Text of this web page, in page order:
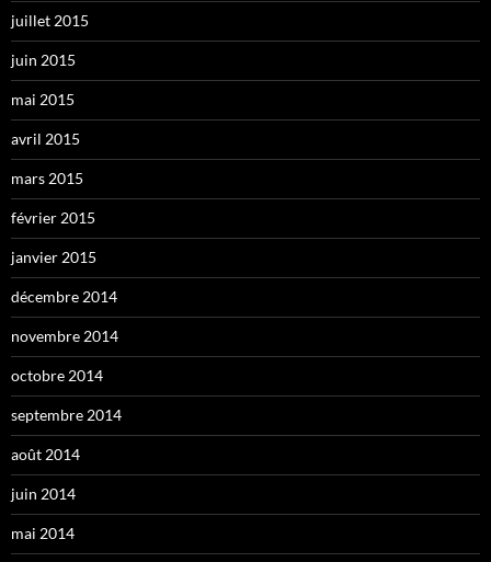
juillet 2015
juin 2015
mai 2015
avril 2015
mars 2015
février 2015
janvier 2015
décembre 2014
novembre 2014
octobre 2014
septembre 2014
août 2014
juin 2014
mai 2014